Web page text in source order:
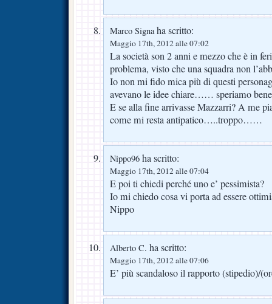
Marco Signaha scritto:
Maggio 17th, 2012 alle 07:02
La società son 2 anni e mezzo che è in
problema, visto che una squadra non
Io non mi fido mica più di questi
avevano le idee chiare…… speriamo
E se alla fine arrivasse Mazzarri? A me
come mi resta antipatico…..troppo……
Nippo96 ha scritto:
Maggio 17th, 2012 alle 07:04
E poi ti chiedi perché uno e’ pessimista?
Io mi chiedo cosa vi porta ad essere
Nippo
Alberto C. ha scritto:
Maggio 17th, 2012 alle 07:06
E’ più scandaloso il rapporto (stipedio)/